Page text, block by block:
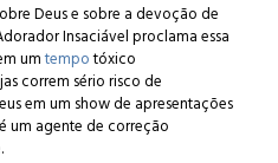
Deus e sobre a devoção de
Insaciável proclama essa
umtempotóxico
correm sério risco de
em um show de apresentações
um agente de correção